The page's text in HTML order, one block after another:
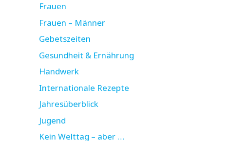
Frauen
Frauen – Männer
Gebetszeiten
Gesundheit & Ernährung
Handwerk
Internationale Rezepte
Jahresüberblick
Jugend
Kein Welttag – aber …